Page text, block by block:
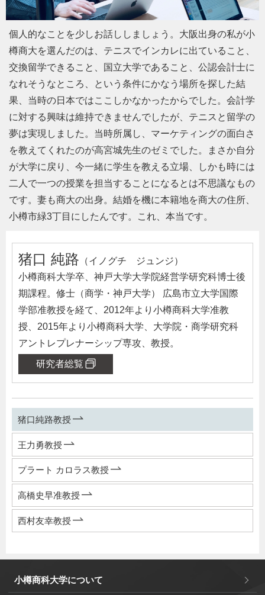
個人的なことを少しお話ししましょう。大阪出身の私が小
樽商大を選んだのは、テニスでインカレに出ていること、
交換留学できること、国立大学であること、公認会計士に
なれそうなところ、という条件にかなう場所を探した結
果、当時の日本ではここしかなかったからでした。会計学
に対する興味は維持できませんでしたが、テニスと留学の
夢は実現しました。当時所属し、マーケティングの面白さ
を教えてくれたのが高宮城先生のゼミでした。まさか自分
が大学に戻り、今一緒に学生を教える立場、しかも時には
二人で一つの授業を担当することになるとは不思議なもの
です。妻も商大の出身。結婚を機に本籍地を商大の住所、
小樽市緑3丁目にしたんです。これ、本当です。
猪口 純路 （イノグチ ジュンジ）
小樽商科大学卒、神戸大学大学院経営学研究科博士後
期課程。修士（商学・神戸大学） 広島市立大学国際
学部准教授を経て、2012年より小樽商科大学准教
授、2015年より小樽商科大学、大学院・商学研究科
アントレプレナーシップ専攻、教授。
研究者総覧
猪口純路教授
王力勇教授
プラート カロラス教授
高橋史早准教授
西村友幸教授
小樽商科大学について